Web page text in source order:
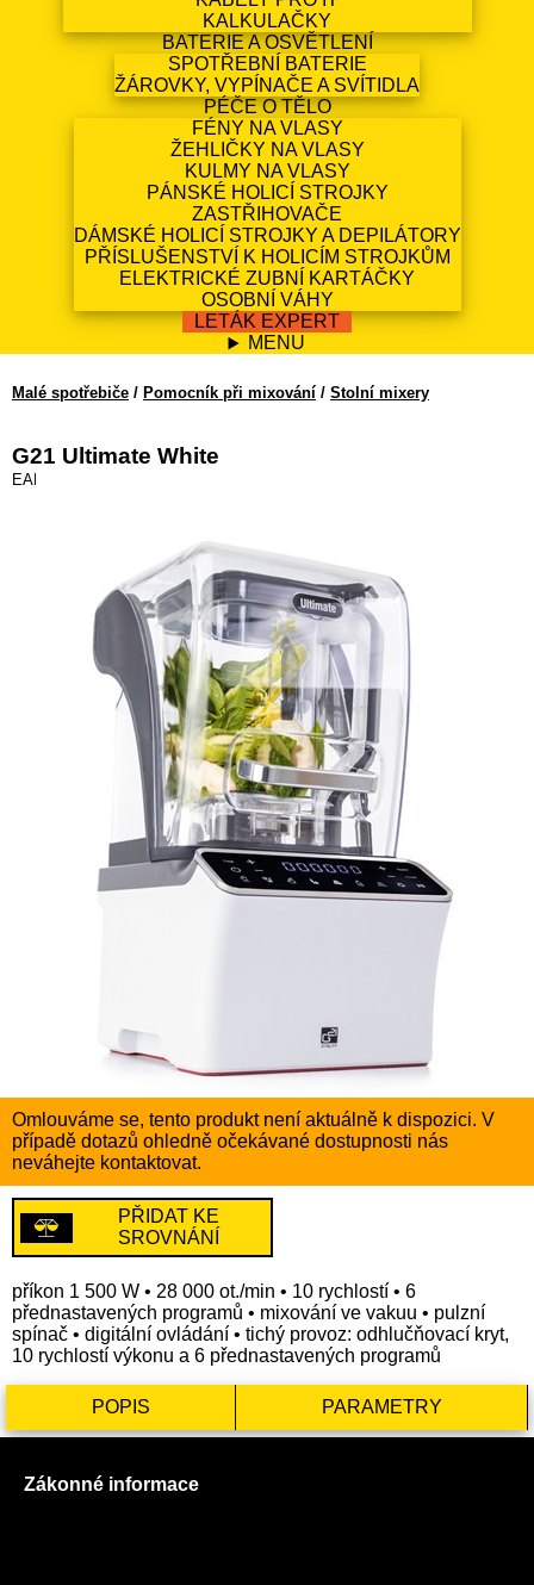
KALKULAČKY
BATERIE A OSVĚTLENÍ
SPOTŘEBNÍ BATERIE
ŽÁROVKY, VYPÍNAČE A SVÍTIDLA
PÉČE O TĚLO
FÉNY NA VLASY
ŽEHLIČKY NA VLASY
KULMY NA VLASY
PÁNSKÉ HOLICÍ STROJKY
ZASTŘIHOVAČE
DÁMSKÉ HOLICÍ STROJKY A DEPILÁTORY
PŘÍSLUŠENSTVÍ K HOLICÍM STROJKŮM
ELEKTRICKÉ ZUBNÍ KARTÁČKY
OSOBNÍ VÁHY
LETÁK EXPERT
MENU
Malé spotřebiče / Pomocník při mixování / Stolní mixery
G21 Ultimate White
EAN13: 8595627420680
Omlouváme se, tento produkt není aktuálně k dispozici. V
případě dotazů ohledně očekávané dostupnosti nás
neváhejte kontaktovat.
PŘIDAT KE
SROVNÁNÍ
příkon 1 500 W • 28 000 ot./min • 10 rychlostí • 6
přednastavených programů • mixování ve vakuu • pulzní
spínač • digitální ovládání • tichý provoz: odhlučňovací kryt,
10 rychlostí výkonu a 6 přednastavených programů
POPIS PARAMETRY
Zákonné informace